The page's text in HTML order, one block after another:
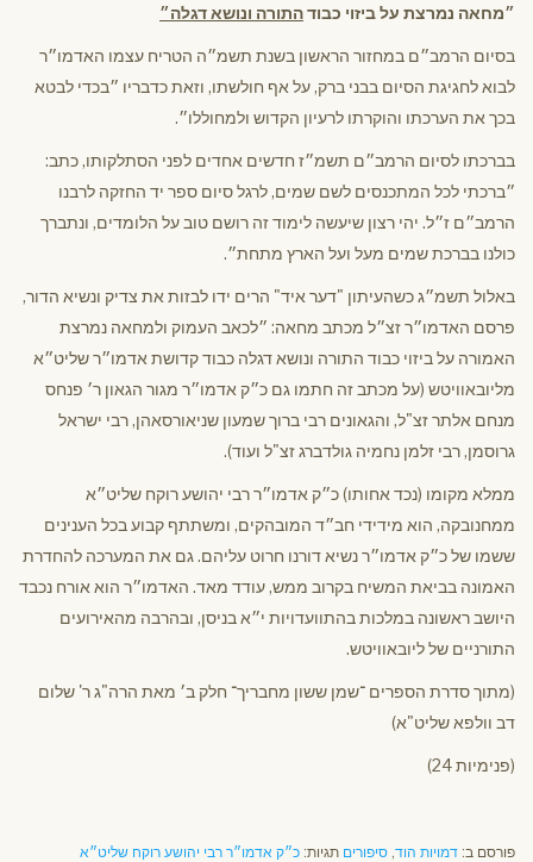
״מחאה נמרצת על ביזוי כבודהתורה ונושא דגלה״
בסיום הרמב״ם במחזור הראשון בשנת תשמ״ה הטריח עצמו האדמו״ר
לבוא לחגיגת הסיום בבני ברק, על אף חולשתו, וזאת כדבריו ״בכדי לבטא
בכך את הערכתו והוקרתו לרעיון הקדוש ולמחוללו״.
בברכתו לסיום הרמב״ם תשמ״ז חדשים אחדים לפני הסתלקותו, כתב:
״ברכתי לכל המתכנסים לשם שמים, לרגל סיום ספר יד החזקה לרבנו
הרמב״ם ז״ל. יהי רצון שיעשה לימוד זה רושם טוב על הלומדים, ונתברך
כולנו בברכת שמים מעל ועל הארץ מתחת״.
באלול תשמ״ג כשהעיתון "דער איד" הרים ידו לבזות את צדיק ונשיא הדור,
פרסם האדמו״ר זצ״ל מכתב מחאה: ״לכאב העמוק ולמחאה נמרצת
האמורה על ביזוי כבוד התורה ונושא דגלה כבוד קדושת אדמו״ר שליט״א
מליובאוויטש (על מכתב זה חתמו גם כ״ק אדמו״ר מגור הגאון ר׳ פנחס
מנחם אלתר זצ"ל, והגאונים רבי ברוך שמעון שניאורסאהן, רבי ישראל
גרוסמן, רבי זלמן נחמיה גולדברג זצ"ל ועוד).
ממלא מקומו (נכד אחותו) כ״ק אדמו״ר רבי יהושע רוקח שליט״א
ממחנובקה, הוא מידידי חב״ד המובהקים, ומשתתף קבוע בכל הענינים
ששמו של כ״ק אדמו״ר נשיא דורנו חרוט עליהם. גם את המערכה להחדרת
האמונה בביאת המשיח בקרוב ממש, עודד מאד. האדמו״ר הוא אורח נכבד
היושב ראשונה במלכות בהתוועדויות י״א בניסן, ובהרבה מהאירועים
התורניים של ליובאוויטש.
(מתוך סדרת הספרים ־שמן ששון מחבריך־ חלק ב׳ מאת הרה"ג ר' שלום
דב וולפא שליט"א)
(פנימיות 24)
פורסם ב: דמויות הוד, סיפורים תגיות: כ״ק אדמו״ר רבי יהושע רוקח שליט״א